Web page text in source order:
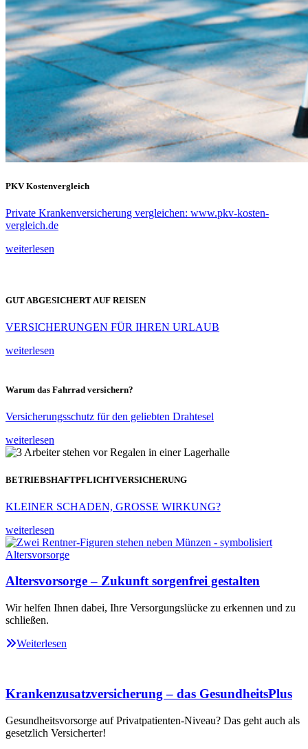
PKV Kostenvergleich
Private Krankenversicherung vergleichen: www.pkv-kosten-
vergleich.de
weiterlesen
GUT ABGESICHERT AUF REISEN
VERSICHERUNGEN FÜR IHREN URLAUB
weiterlesen
Warum das Fahrrad versichern?
Versicherungsschutz für den geliebten Drahtesel
weiterlesen
BETRIEBSHAFTPFLICHTVERSICHERUNG
KLEINER SCHADEN, GROSSE WIRKUNG?
weiterlesen
Altersvorsorge – Zukunft sorgenfrei gestalten
Wir helfen Ihnen dabei, Ihre Versorgungslücke zu erkennen und zu
schließen.
Weiterlesen
Krankenzusatzversicherung – das GesundheitsPlus
Gesundheitsvorsorge auf Privatpatienten-Niveau? Das geht auch als
gesetzlich Versicherter!